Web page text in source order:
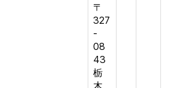
〒
327
-
08
43
栃
木